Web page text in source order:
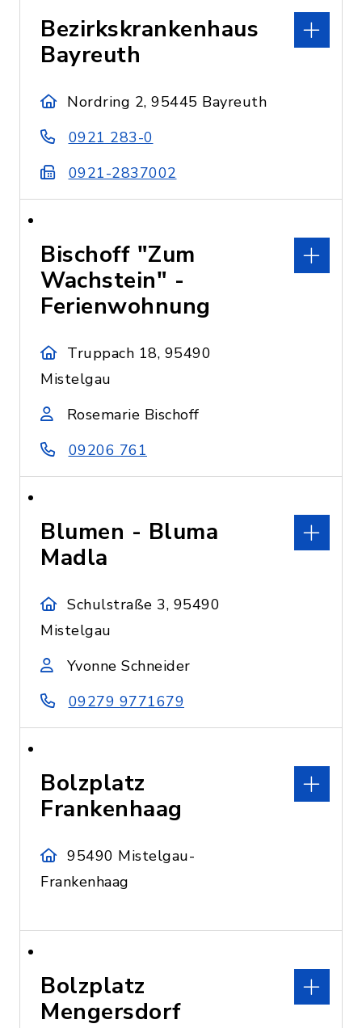
Bezirkskrankenhaus
Bayreuth
Nordring 2, 95445 Bayreuth
0921 283-0
0921-2837002
Bischoff "Zum
Wachstein" -
Ferienwohnung
Truppach 18, 95490
Mistelgau
Rosemarie Bischoff
09206 761
Blumen - Bluma
Madla
Schulstraße 3, 95490
Mistelgau
Yvonne Schneider
09279 9771679
Bolzplatz
Frankenhaag
95490 Mistelgau-
Frankenhaag
Bolzplatz
Mengersdorf